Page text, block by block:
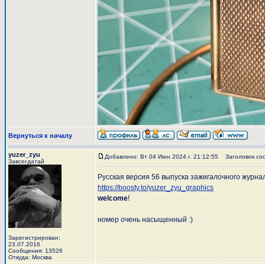
Вернуться к началу
yuzer_zyu
Завсегдатай
Зарегистрирован:
23.07.2016
Сообщения: 13526
Откуда: Москва
Добавлено: Вт 04 Июн 2024 г. 21:12:55 Заголовок
Русская версия 56 выпуска зажигалочного
https://boosty.to/yuzer_zyu_graphics
welcome!
номер очень насыщенный :)